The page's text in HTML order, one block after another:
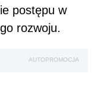
postępu w
rozwoju.
AUTOPROMOCJA